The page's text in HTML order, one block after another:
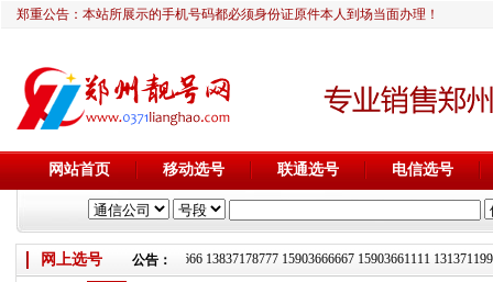
郑重公告：本站所展示的手机号码都必须身份证原件本人到场当面办理！
网站首页 移动选号 联通选号 电信选号
网上选号 公告：
靓号推荐：18236933666 13837178777 15903666667 15903661111